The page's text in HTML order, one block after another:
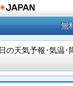
無
の天気予報･気温･